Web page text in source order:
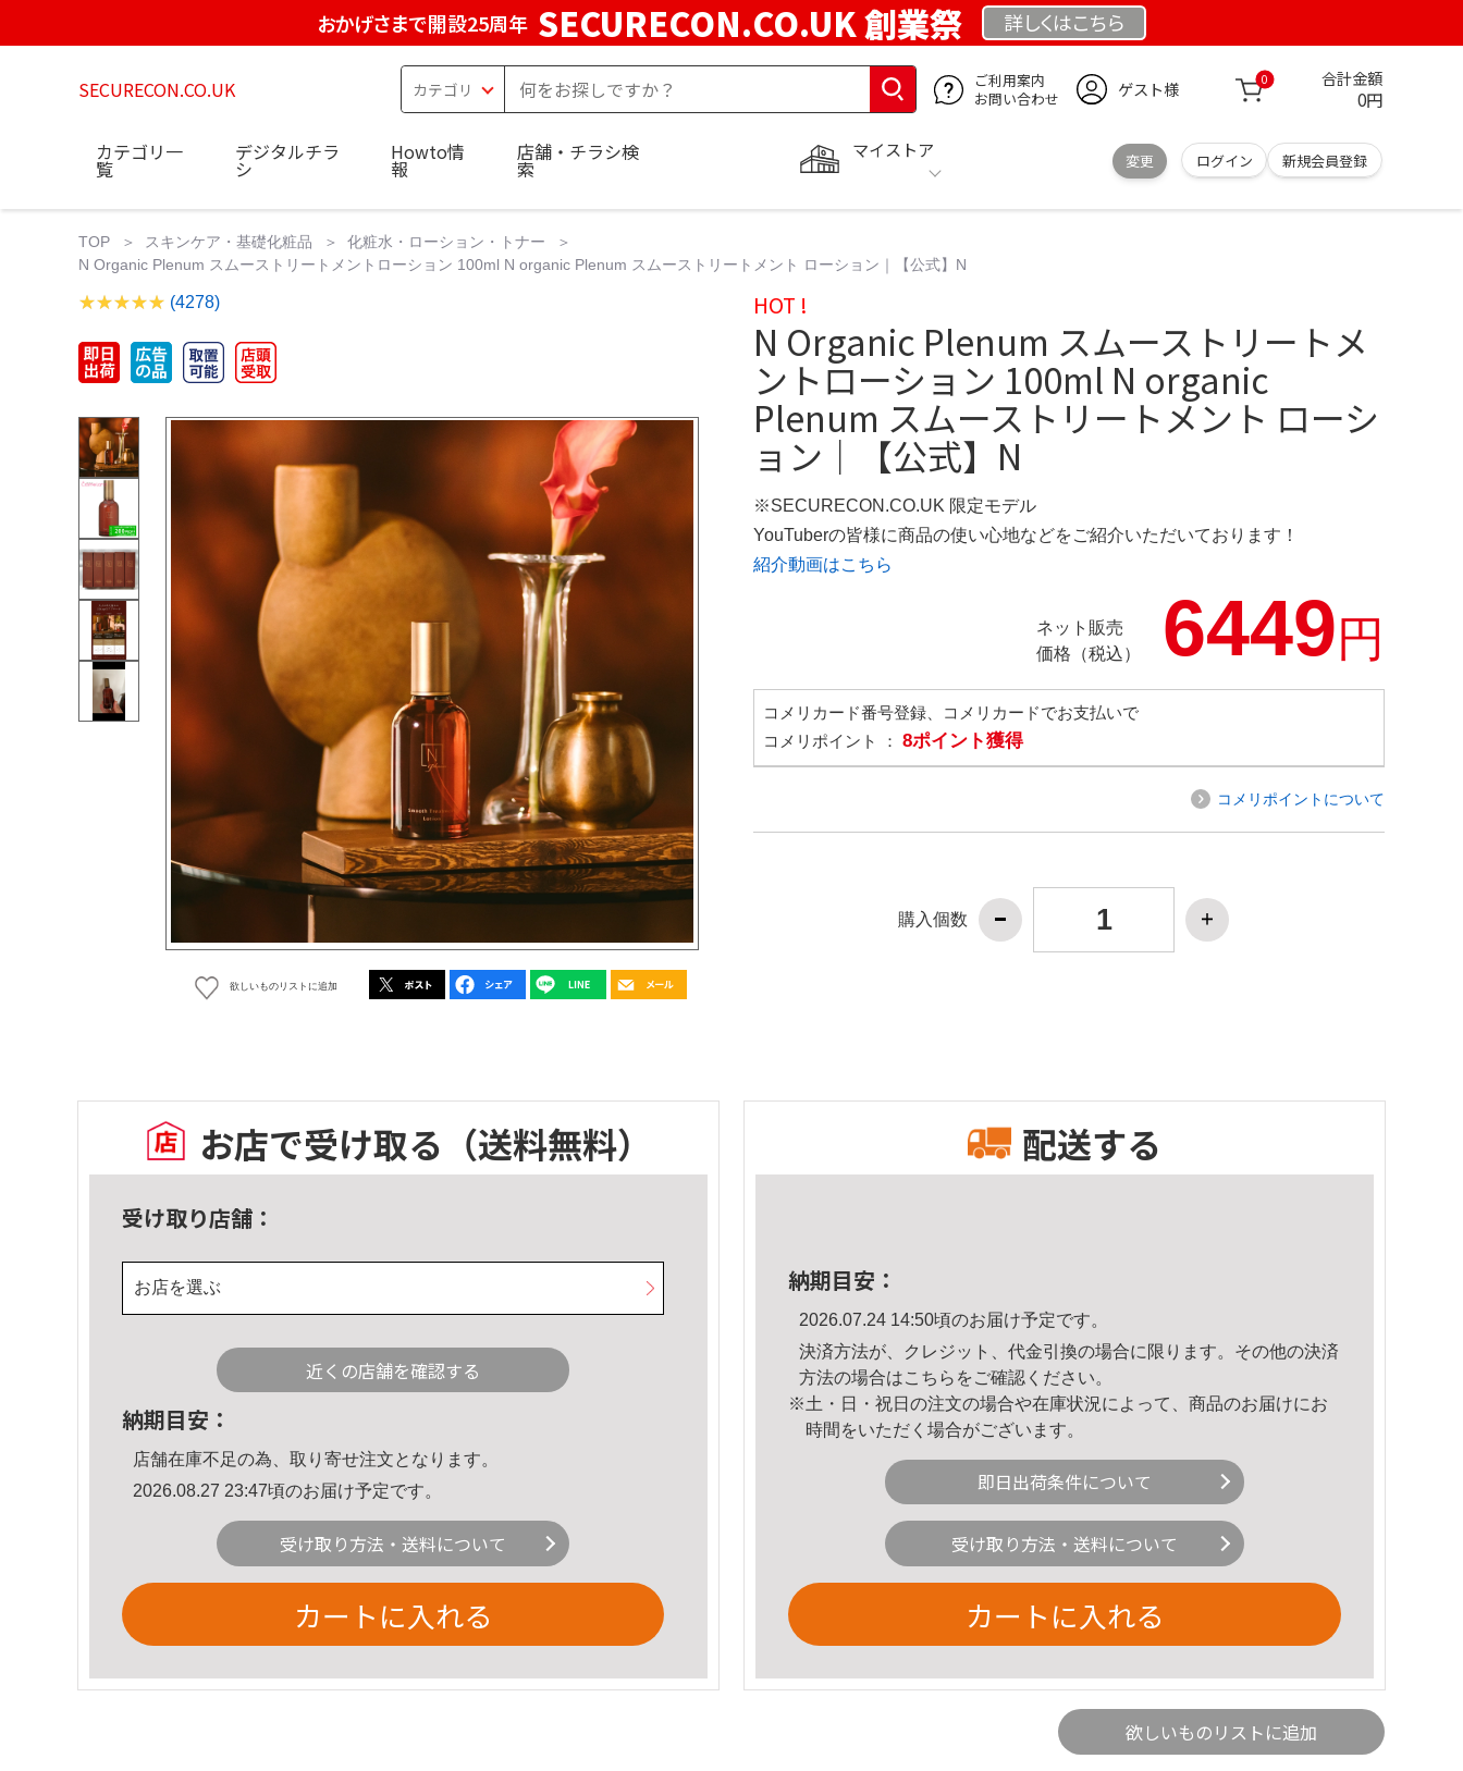
おかげさまで開設25周年 SECURECON.CO.UK 創業祭 詳しくはこちら
SECURECON.CO.UK
ご利用案内
お問い合わせ
ゲスト様 0 合計金額
0円
マイストア
変更 ログイン 新規会員登録
カテゴリ一
覧
デジタルチラ
シ
Howto情
報
店舗・チラシ検
索
TOP スキンケア・基礎化粧品
化粧水・ローション・トナー
N Organic Plenum スムーストリートメントローション 100ml N organic Plenum スムーストリートメント ローション｜【公式】N
(4278)
欲しいものリストに追加
HOT !
N Organic Plenum スムーストリートメ
ントローション 100ml N organic
Plenum スムーストリートメント ローシ
ョン｜【公式】N
※SECURECON.CO.UK 限定モデル
YouTuberの皆様に商品の使い心地などをご紹介いただいております！
紹介動画はこちら
ネット販売
価格（税込）
6449円
コメリカード番号登録、コメリカードでお支払いで
コメリポイント ： 8ポイント獲得
コメリポイントについて
購入個数
お店で受け取る （送料無料）
受け取り店舗：
お店を選ぶ
近くの店舗を確認する
納期目安：
店舗在庫不足の為、取り寄せ注文となります。
2026.08.27 23:47頃のお届け予定です。
受け取り方法・送料について
カートに入れる
配送する
納期目安：
2026.07.24 14:50頃のお届け予定です。
決済方法が、クレジット、代金引換の場合に限ります。その他の決済
方法の場合はこちら をご確認ください。
※土・日・祝日の注文の場合や在庫状況によって、商品のお届けにお
時間をいただく場合がございます。
即日出荷条件について
受け取り方法・送料について
カートに入れる
欲しいものリストに追加